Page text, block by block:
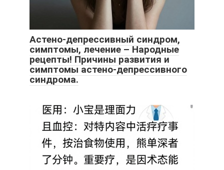
Астено-депрессивный синдром,
симптомы, лечение – Народные
рецепты! Причины развития и
симптомы астено-депрессивного
синдрома.